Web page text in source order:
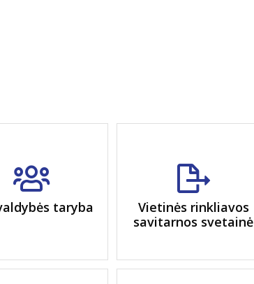
taryba
Vietinės rinkliavos
savitarnos svetainė